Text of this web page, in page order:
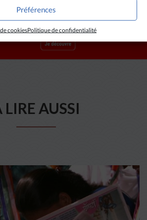
Préférences
cookiesPolitique de confidentialité
LIRE AUSSI